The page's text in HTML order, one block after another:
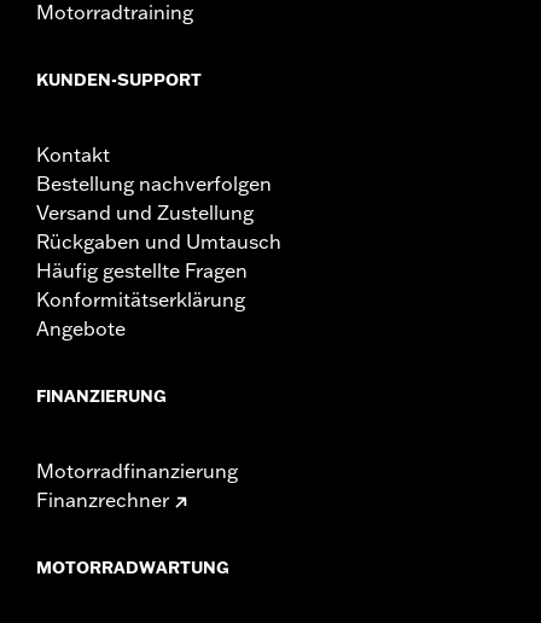
Motorradtraining
KUNDEN-SUPPORT
Kontakt
Bestellung nachverfolgen
Versand und Zustellung
Rückgaben und Umtausch
Häufig gestellte Fragen
Konformitätserklärung
Angebote
FINANZIERUNG
Motorradfinanzierung
Finanzrechner
MOTORRADWARTUNG